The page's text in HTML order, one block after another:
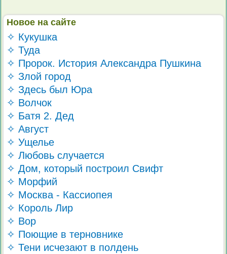
Новое на сайте
✧ Кукушка
✧ Туда
✧ Пророк. История Александра Пушкина
✧ Злой город
✧ Здесь был Юра
✧ Волчок
✧ Батя 2. Дед
✧ Август
✧ Ущелье
✧ Любовь случается
✧ Дом, который построил Свифт
✧ Морфий
✧ Москва - Кассиопея
✧ Король Лир
✧ Вор
✧ Поющие в терновнике
✧ Тени исчезают в полдень